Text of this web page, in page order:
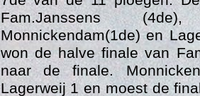
Fam.Janssens
Monnickendam(1de) en
won de halve finale van
naar de finale.
Lagerweij 1 en moest de